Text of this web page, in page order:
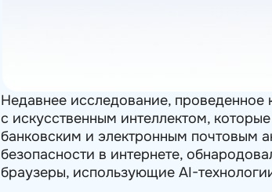
Недавнее исследование,
с искусственным интеллектом,
банковским и электронным почтовым
безопасности в интернете,
браузеры, использующие AI-